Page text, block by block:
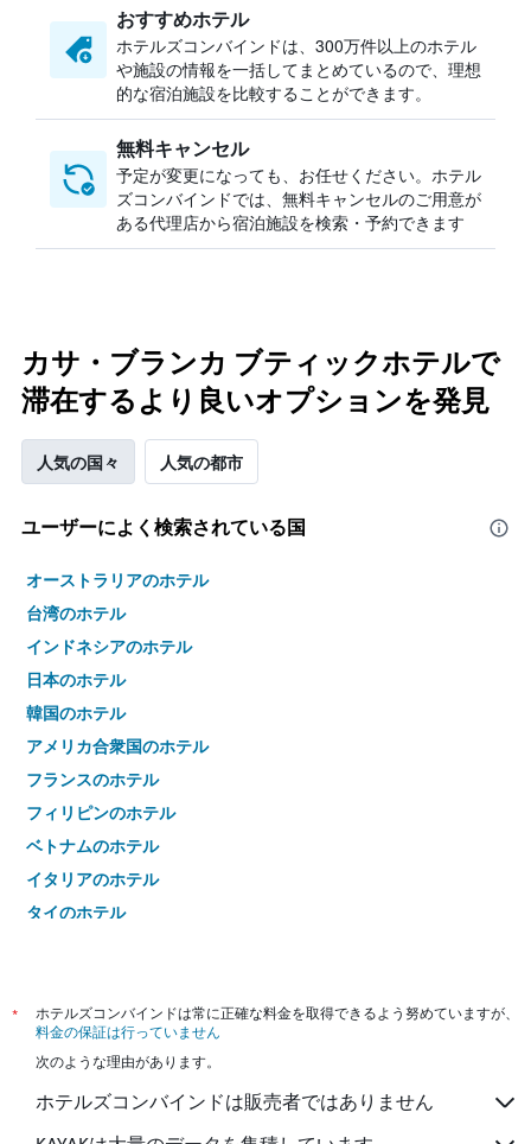
おすすめホテル
ホテルズコンバインドは、300万件以上のホテル
や施設の情報を一括してまとめているので、理想
的な宿泊施設を比較することができます。
無料キャンセル
予定が変更になっても、お任せください。ホテル
ズコンバインドでは、無料キャンセルのご用意が
ある代理店から宿泊施設を検索・予約できます
カサ・ブランカ ブティックホテルで
滞在するより良いオプションを発見
人気の国々 人気の都市
ユーザーによく検索されている国
オーストラリアのホテル
台湾のホテル
インドネシアのホテル
日本のホテル
韓国のホテル
アメリカ合衆国のホテル
フランスのホテル
フィリピンのホテル
ベトナムのホテル
イタリアのホテル
タイのホテル
*
ホテルズコンバインドは常に正確な料金を取得できるよう努めていますが、
料金の保証は行っていません
次のような理由があります。
ホテルズコンバインドは販売者ではありません